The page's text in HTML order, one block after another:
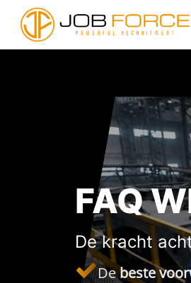
FAQ
De kracht
Debeste